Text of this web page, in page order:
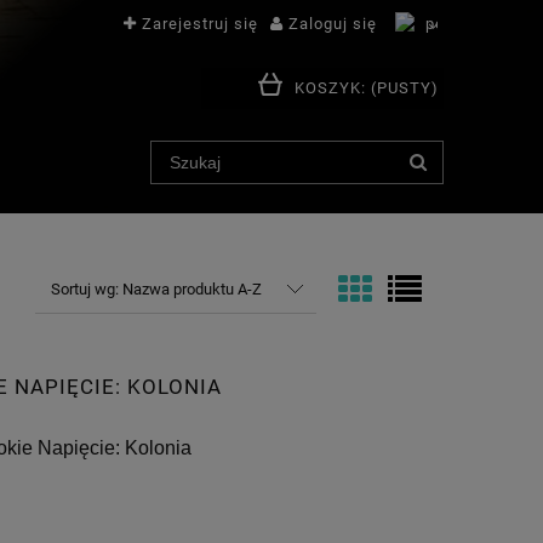
Zarejestruj się Zaloguj się
KOSZYK: (PUSTY)
Sortuj wg: Nazwa produktu A-Z
NAPIĘCIE: KOLONIA
Napięcie: Kolonia